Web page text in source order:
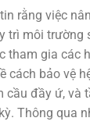
rằng việc
trì môi trường
tham gia các
cách bảo vệ
cầu đầy ứ, và
Thông qua